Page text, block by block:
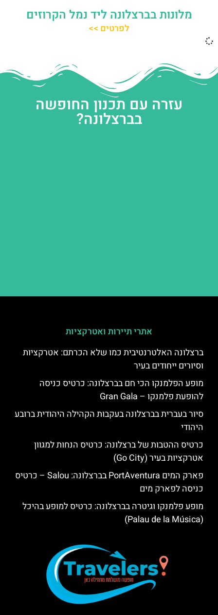
מלונות בברצלונה ליד נמל הקרוזים
לפרטים >>
עזרה עם תכנון החופשה
בברצלונה?
אתרי תיירות ואטרקציות
ברצלונה האלטרנטיבית כמו שלא הכרתם: אטרקציות
וסיורים ייחודים בעיר
מופע הפלמנקו הכי חם בברצלונה: כרטיס כניסה
להופעת פלמנקו – Gran Gala
סיור בעברית בברצלונה בעקבות הקהילה היהודית ברובע
היהודי
כרטיס ההטבות של ברצלונה: כרטיס הנחות למגוון
אטרקציות בעיר (Go City)
פארק המים PortAventura בברצלונה: Salou – כרטיס
כניסה לפארק מים
מופע פלמנקו וגיטרה בברצלונה: כרטיס למופע בהיכל
(Palau de la Música)